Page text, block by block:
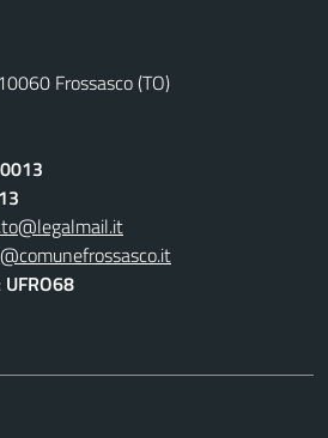
Frossasco (TO)
UFRO68